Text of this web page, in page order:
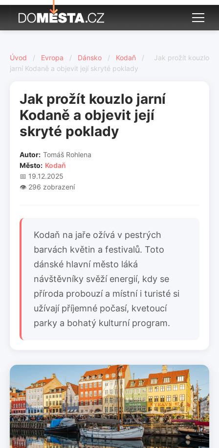
Úvod / Evropa / Dánsko / Kodaň /
Jak prožít kouzlo
jarní Kodaně a objevit její skryté poklady
Jak prožít kouzlo jarní
Kodaně a objevit její
skryté poklady
Autor: Tomáš Rohlena
Město: Kodaň
📅 19.12.2025
👁️ 296 zobrazení
Kodaň na jaře ožívá v pestrých
barvách květin a festivalů. Toto
dánské hlavní město láká
návštěvníky svěží energií, kdy se
příroda probouzí a místní i turisté si
užívají příjemné počasí, kvetoucí
parky a bohatý kulturní program.